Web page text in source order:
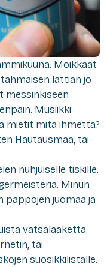
Moikkaat
lattian jo
messinkiseen
Musiikki
mietit mitä ihmettä?
Hautausmaa, tai
nuhjuiselle tiskille.
Minun
pappojen juomaa ja
vatsalääkettä.
tai
suosikkilistalle.